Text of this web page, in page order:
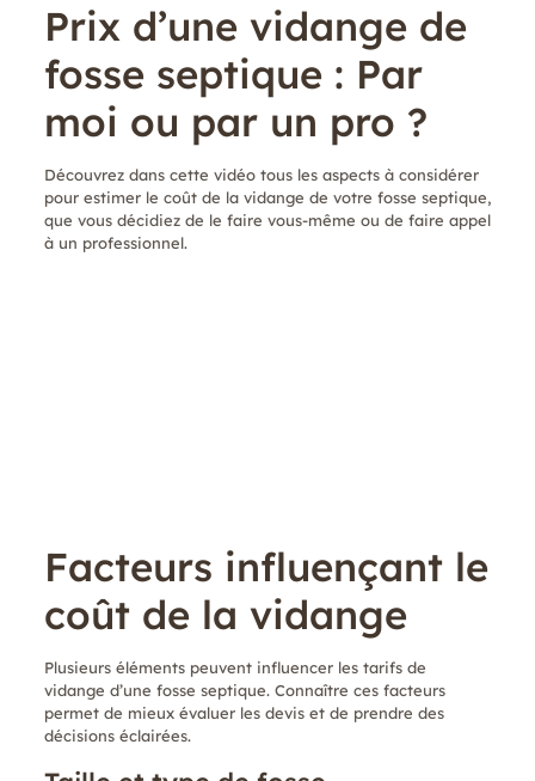
Prix d’une vidange de
fosse septique : Par
moi ou par un pro ?
Découvrez dans cette vidéo tous les aspects à considérer
pour estimer le coût de la vidange de votre fosse septique,
que vous décidiez de le faire vous-même ou de faire appel
à un professionnel.
Facteurs influençant le
coût de la vidange
Plusieurs éléments peuvent influencer les tarifs de
vidange d’une fosse septique. Connaître ces facteurs
permet de mieux évaluer les devis et de prendre des
décisions éclairées.